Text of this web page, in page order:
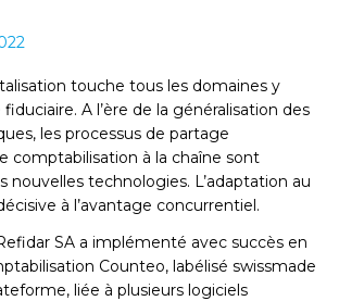
touche tous les domaines y
A l’ère de la généralisation des
les processus de partage
comptabilisation à la chaîne sont
nouvelles technologies. L’adaptation au
à l’avantage concurrentiel.
SA a implémenté avec succès en
Counteo, labélisé swissmade
liée à plusieurs logiciels